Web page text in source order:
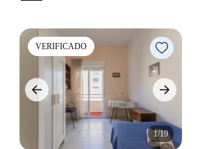
VERIFICADO
1/19